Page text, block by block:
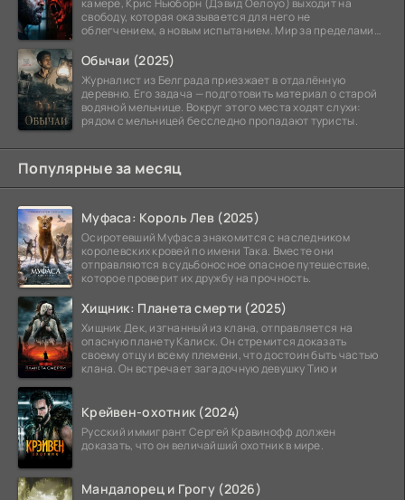
камере, Крис Ньюборн (Дэвид Оелоуо) выходит на
свободу, которая оказывается для него не
облегчением, а новым испытанием. Мир за пределами
Обычаи (2025)
Журналист из Белграда приезжает в отдалённую
деревню. Его задача — подготовить материал о старой
водяной мельнице. Вокруг этого места ходят слухи:
рядом с мельницей бесследно пропадают туристы.
Популярные за месяц
Муфаса: Король Лев (2025)
Осиротевший Муфаса знакомится с наследником
королевских кровей по имени Така. Вместе они
отправляются в судьбоносное опасное путешествие,
которое проверит их дружбу на прочность.
Хищник: Планета смерти (2025)
Хищник Дек, изгнанный из клана, отправляется на
опасную планету Калиск. Он стремится доказать
своему отцу и всему племени, что достоин быть частью
клана. Он встречает загадочную девушку Тию и
Крейвен-охотник (2024)
Русский иммигрант Сергей Кравинофф должен
доказать, что он величайший охотник в мире.
Мандалорец и Грогу (2026)